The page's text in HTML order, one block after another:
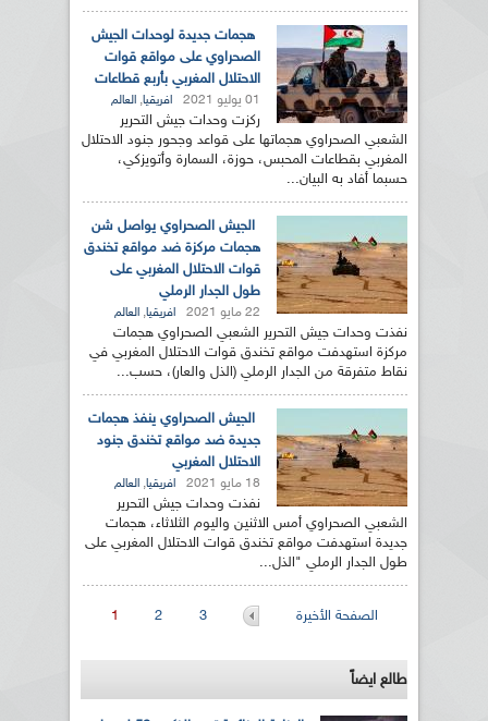
هجمات جديدة لوحدات الجيش
الصحراوي على مواقع قوات
الاحتلال المغربي بأربع قطاعات
01 يوليو 2021 افريقيا, العالم
ركزت وحدات جيش التحرير
الشعبي الصحراوي هجماتها على قواعد وجحور جنود الاحتلال
المغربي بقطاعات المحبس، حوزة، السمارة وأتويزكي،
حسبما أفاد به البيان...
الجيش الصحراوي يواصل شن
هجمات مركزة ضد مواقع تخندق
قوات الاحتلال المغربي على
طول الجدار الرملي
22 مايو 2021 افريقيا, العالم
نفذت وحدات جيش التحرير الشعبي الصحراوي هجمات
مركزة استهدفت مواقع تخندق قوات الاحتلال المغربي في
نقاط متفرقة من الجدار الرملي (الذل والعار)، حسب...
الجيش الصحراوي ينفذ هجمات
جديدة ضد مواقع تخندق جنود
الاحتلال المغربي
18 مايو 2021 افريقيا, العالم
نفذت وحدات جيش التحرير
الشعبي الصحراوي أمس الاثنين واليوم الثلاثاء، هجمات
جديدة استهدفت مواقع تخندق قوات الاحتلال المغربي على
طول الجدار الرملي "الذل...
الصفحات 1 2 3 الصفحة الأخيرة
طالع ايضاً